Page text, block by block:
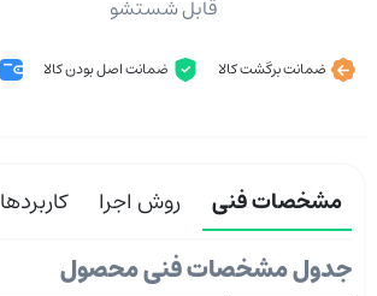
قابل شستشو
ضمانت برگشت کالا ضمانت اصل بودن کالا
مشخصات فنی روش اجرا کاربردها
جدول مشخصات فنی محصول